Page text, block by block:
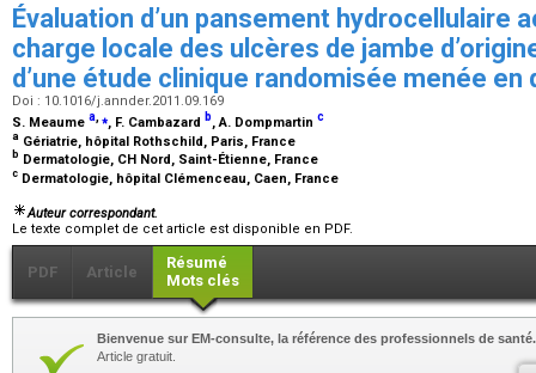
Évaluation d’un pansement hydrocellulaire
charge locale des ulcères de jambe
d’une étude clinique randomisée menée
Doi : 10.1016/j.annder.2011.09.169
S. Meaume a ⁎, F. Cambazard b, A. Dompmartin c
a Gériatrie, hôpital Rothschild, Paris, France
b Dermatologie, CH Nord, Saint-Étienne, France
c Dermatologie, hôpital Clémenceau, Caen, France
Auteur correspondant.
Le texte complet de cet article est disponible en PDF.
PDF Article
Résumé
Mots clés
Bienvenue sur EM-consulte, la référence des professionnels de santé.
Article gratuit.